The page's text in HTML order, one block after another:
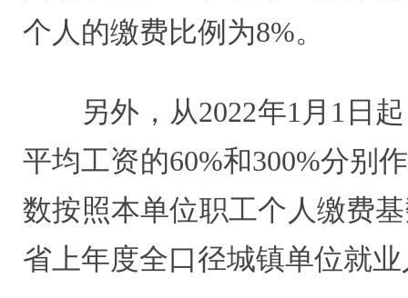
个人的缴费比例为8%。
另外，从2022年1月1日
平均工资的60%和300%分别
数按照本单位职工个人缴费
省上年度全口径城镇单位就